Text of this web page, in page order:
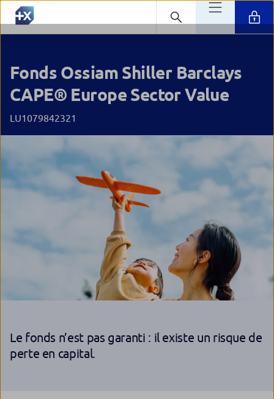
Fonds Ossiam Shiller Barclays
CAPE® Europe Sector Value
LU1079842321
Le fonds n’est pas garanti : il existe un risque de
perte en capital.